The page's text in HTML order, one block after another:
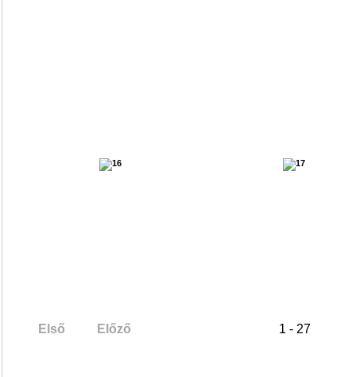
Első Előző 1 - 27